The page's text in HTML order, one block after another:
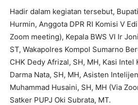
Hadir dalam kegiatan tersebut,
Hurmin, Anggota DPR RI Komisi V
Zoom meeting), Kepala BWS VI Ir
ST, Wakapolres Kompol Sumarno
CHK Dedy Afrizal, SH, MH, Kasi Intel
Darma Nata, SH, MH, Asisten
Muhammad Husaini, SH, MH (Via
Satker PUPJ Oki Subrata, MT.